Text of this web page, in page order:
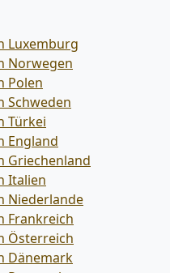
Luxemburg
Norwegen
Polen
Schweden
Türkei
England
Griechenland
Italien
Niederlande
Frankreich
Österreich
Dänemark